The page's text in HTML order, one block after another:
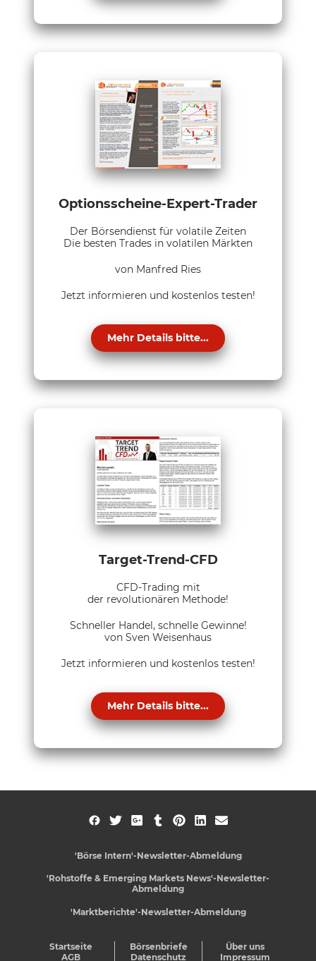
Optionsscheine-Expert-Trader
Der Börsendienst für volatile Zeiten
Die besten Trades in volatilen Märkten
von Manfred Ries
Jetzt informieren und kostenlos testen!
Mehr Details bitte...
Target-Trend-CFD
CFD-Trading mit
der revolutionären Methode!
Schneller Handel, schnelle Gewinne!
von Sven Weisenhaus
Jetzt informieren und kostenlos testen!
Mehr Details bitte...
'Börse Intern'-Newsletter-Abmeldung
'Rohstoffe & Emerging Markets News'-Newsletter-
Abmeldung
'Marktberichte'-Newsletter-Abmeldung
Startseite Börsenbriefe
Über uns
AGB
Datenschutz Impressum